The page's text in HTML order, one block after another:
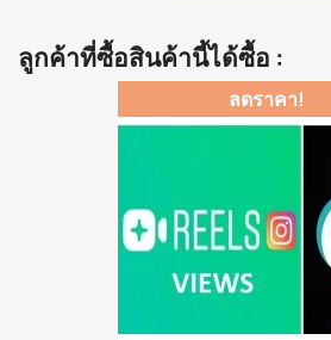
ลูกค้าที่ซื้อสินค้านี้ได้ซื้อ :
ลดราคา!